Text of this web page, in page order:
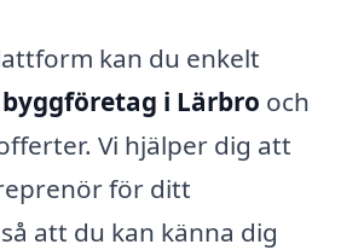
kan du enkelt
byggföretag i Lärbro och
Vi hjälper dig att
för ditt
att du kan känna dig